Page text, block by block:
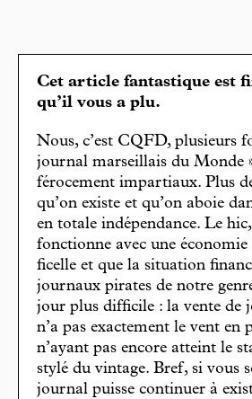
Cet article fantastique est
qu’il vous a plu.
Nous, c’est CQFD, plusieurs
journal marseillais du Monde
férocement impartiaux. Plus
qu’on existe et qu’on aboie
en totale indépendance. Le hic,
fonctionne avec une économie
ficelle et que la situation
journaux pirates de notre
jour plus difficile : la vente de
n’a pas exactement le vent
n’ayant pas encore atteint le
stylé du vintage. Bref, si vous
journal puisse continuer à